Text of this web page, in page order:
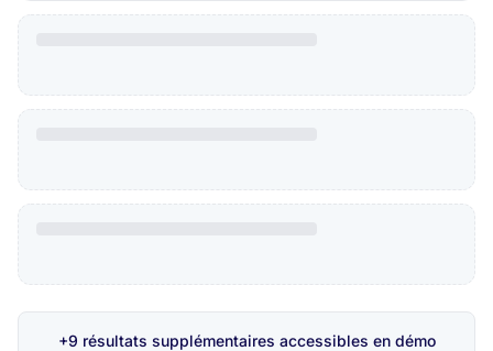
+9 résultats supplémentaires accessibles en démo